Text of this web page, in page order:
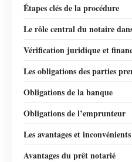
Étapes clés de la procédure
Le rôle central du notaire
Vérification juridique et
Les obligations des parties
Obligations de la banque
Obligations de l’emprunteur
Les avantages et
Avantages du prêt notarié